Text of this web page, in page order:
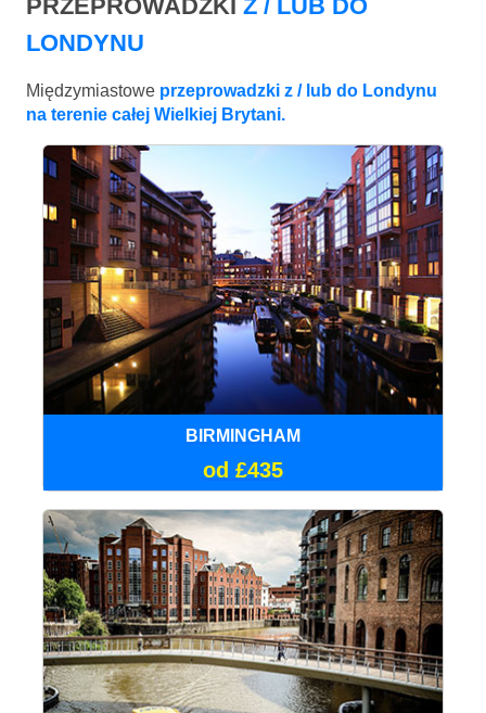
PRZEPROWADZKI Z / LUB DO
LONDYNU
Międzymiastowe przeprowadzki z / lub do Londynu
na terenie całej Wielkiej Brytani.
BIRMINGHAM
od £435